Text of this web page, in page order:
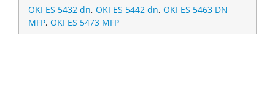
OKI ES 5432 dn,OKI ES 5442 dn,OKI ES 5463 DN
MFP,OKI ES 5473 MFP